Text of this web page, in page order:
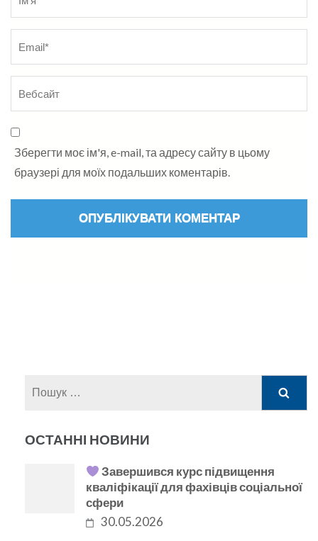
Зберегти моє ім'я, e-mail, та адресу сайту в цьому
браузері для моїх подальших коментарів.
ОСТАННІ НОВИНИ
Завершився курс підвищення
кваліфікації для фахівців соціальної
сфери
30.05.2026